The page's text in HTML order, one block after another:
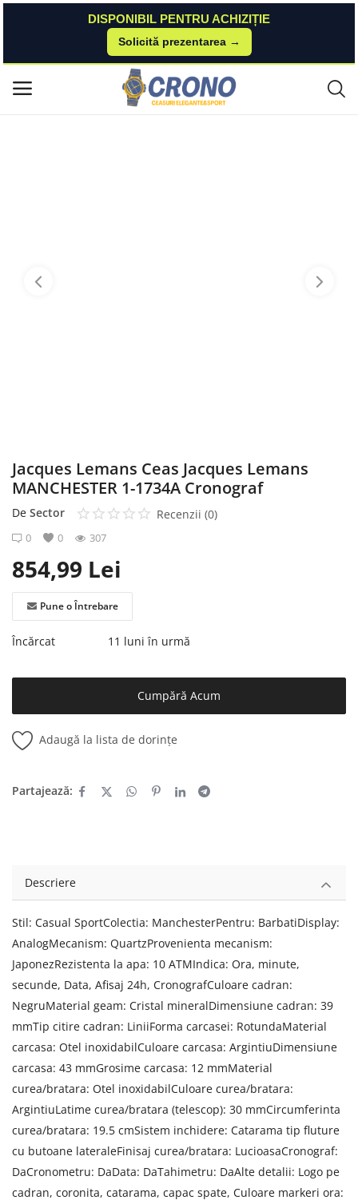
DISPONIBIL PENTRU ACHIZIȚIE
Solicită prezentarea →
Meniu principal
Blog
Ceasuri de mana
Jacques Lemans Ceas Jacques Lemans MANCHESTER 1-1734A Cronogra
Jacques Lemans Ceas Jacques Lemans
MANCHESTER 1-1734A Cronograf
De Sector Recenzii (0)
0 0 307
854,99 Lei
Pune o Întrebare
Încărcat 11 luni în urmă
Cumpără Acum
Adaugă la lista de dorințe
Partajează:
Descriere
Stil: Casual SportColectia: ManchesterPentru: BarbatiDisplay:
AnalogMecanism: QuartzProvenienta mecanism:
JaponezRezistenta la apa: 10 ATMIndica: Ora, minute,
secunde, Data, Afisaj 24h, CronografCuloare cadran:
NegruMaterial geam: Cristal mineralDimensiune cadran: 39
mmTip citire cadran: LiniiForma carcasei: RotundaMaterial
carcasa: Otel inoxidabilCuloare carcasa: ArgintiuDimensiune
carcasa: 43 mmGrosime carcasa: 12 mmMaterial
curea/bratara: Otel inoxidabilCuloare curea/bratara:
ArgintiuLatime curea/bratara (telescop): 30 mmCircumferinta
curea/bratara: 19.5 cmSistem inchidere: Catarama tip fluture
cu butoane lateraleFinisaj curea/bratara: LucioasaCronograf:
DaCronometru: DaData: DaTahimetru: DaAlte detalii: Logo pe
cadran, coronita, catarama, capac spate, Culoare markeri ora: